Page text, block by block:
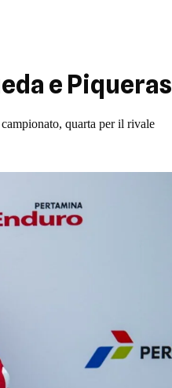
e Piqueras
quarta per il rivale